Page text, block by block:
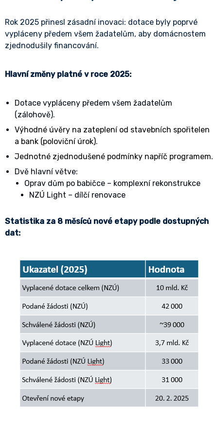
Rok 2025 přinesl zásadní inovaci: dotace byly poprvé
vypláceny předem všem žadatelům, aby domácnostem
zjednodušily financování.
Hlavní změny platné v roce 2025:
Dotace vypláceny předem všem žadatelům
(zálohově).
Výhodné úvěry na zateplení od stavebních spořitelen
a bank (poloviční úrok).
Jednotné zjednodušené podmínky napříč programem.
Dvě hlavní větve:
Oprav dům po babičce – komplexní rekonstrukce
NZÚ Light – dílčí renovace
Statistika za 8 měsíců nové etapy podle dostupných
dat: